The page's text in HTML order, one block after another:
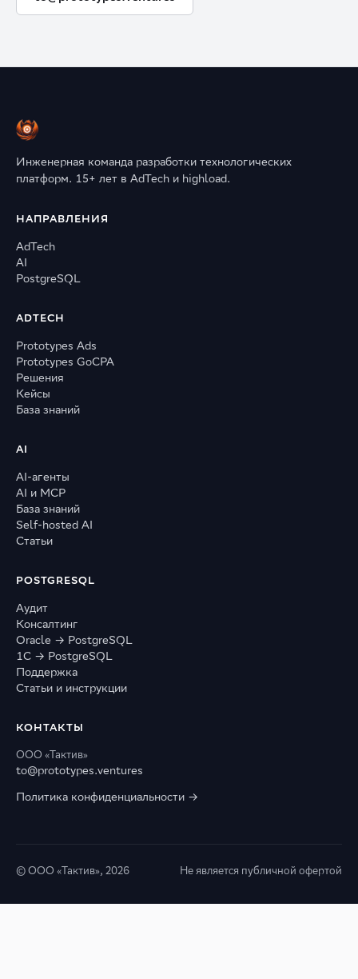
Инженерная команда разработки технологических
платформ. 15+ лет в AdTech и highload.
НАПРАВЛЕНИЯ
AdTech
AI
PostgreSQL
ADTECH
Prototypes Ads
Prototypes GoCPA
Решения
Кейсы
База знаний
AI
AI-агенты
AI и MCP
База знаний
Self-hosted AI
Статьи
POSTGRESQL
Аудит
Консалтинг
Oracle → PostgreSQL
1С → PostgreSQL
Поддержка
Статьи и инструкции
КОНТАКТЫ
ООО «Тактив»
to@prototypes.ventures
Политика конфиденциальности →
© ООО «Тактив», 2026 Не является публичной офертой